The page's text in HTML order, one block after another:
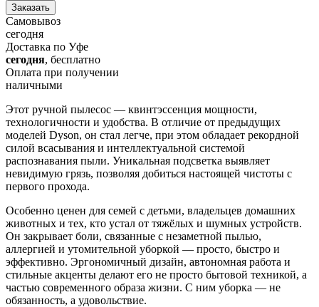
Заказать
Самовывоз
сегодня
Доставка по Уфе
сегодня, бесплатно
Оплата при получении
наличными
Этот ручной пылесос — квинтэссенция мощности,
технологичности и удобства. В отличие от предыдущих
моделей Dyson, он стал легче, при этом обладает рекордной
силой всасывания и интеллектуальной системой
распознавания пыли. Уникальная подсветка выявляет
невидимую грязь, позволяя добиться настоящей чистоты с
первого прохода.
Особенно ценен для семей с детьми, владельцев домашних
животных и тех, кто устал от тяжёлых и шумных устройств.
Он закрывает боли, связанные с незаметной пылью,
аллергией и утомительной уборкой — просто, быстро и
эффективно. Эргономичный дизайн, автономная работа и
стильные акценты делают его не просто бытовой техникой, а
частью современного образа жизни. С ним уборка — не
обязанность, а удовольствие.